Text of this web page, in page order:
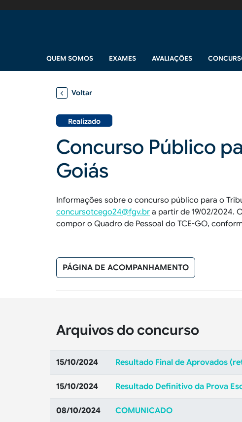
Navegação principal
QUEM SOMOS EXAMES AVALIAÇÕES
Voltar
Realizado
Concurso Público
Goiás
Informações sobre o concurso público para o
concursotcego24@fgv.br a partir de 19/02/2024.
compor o Quadro de Pessoal do TCE-GO,
PÁGINA DE ACOMPANHAMENTO
Arquivos do concurso
15/10/2024 Resultado Final de Aprovados
15/10/2024 Resultado Definitivo da Prova
08/10/2024 COMUNICADO